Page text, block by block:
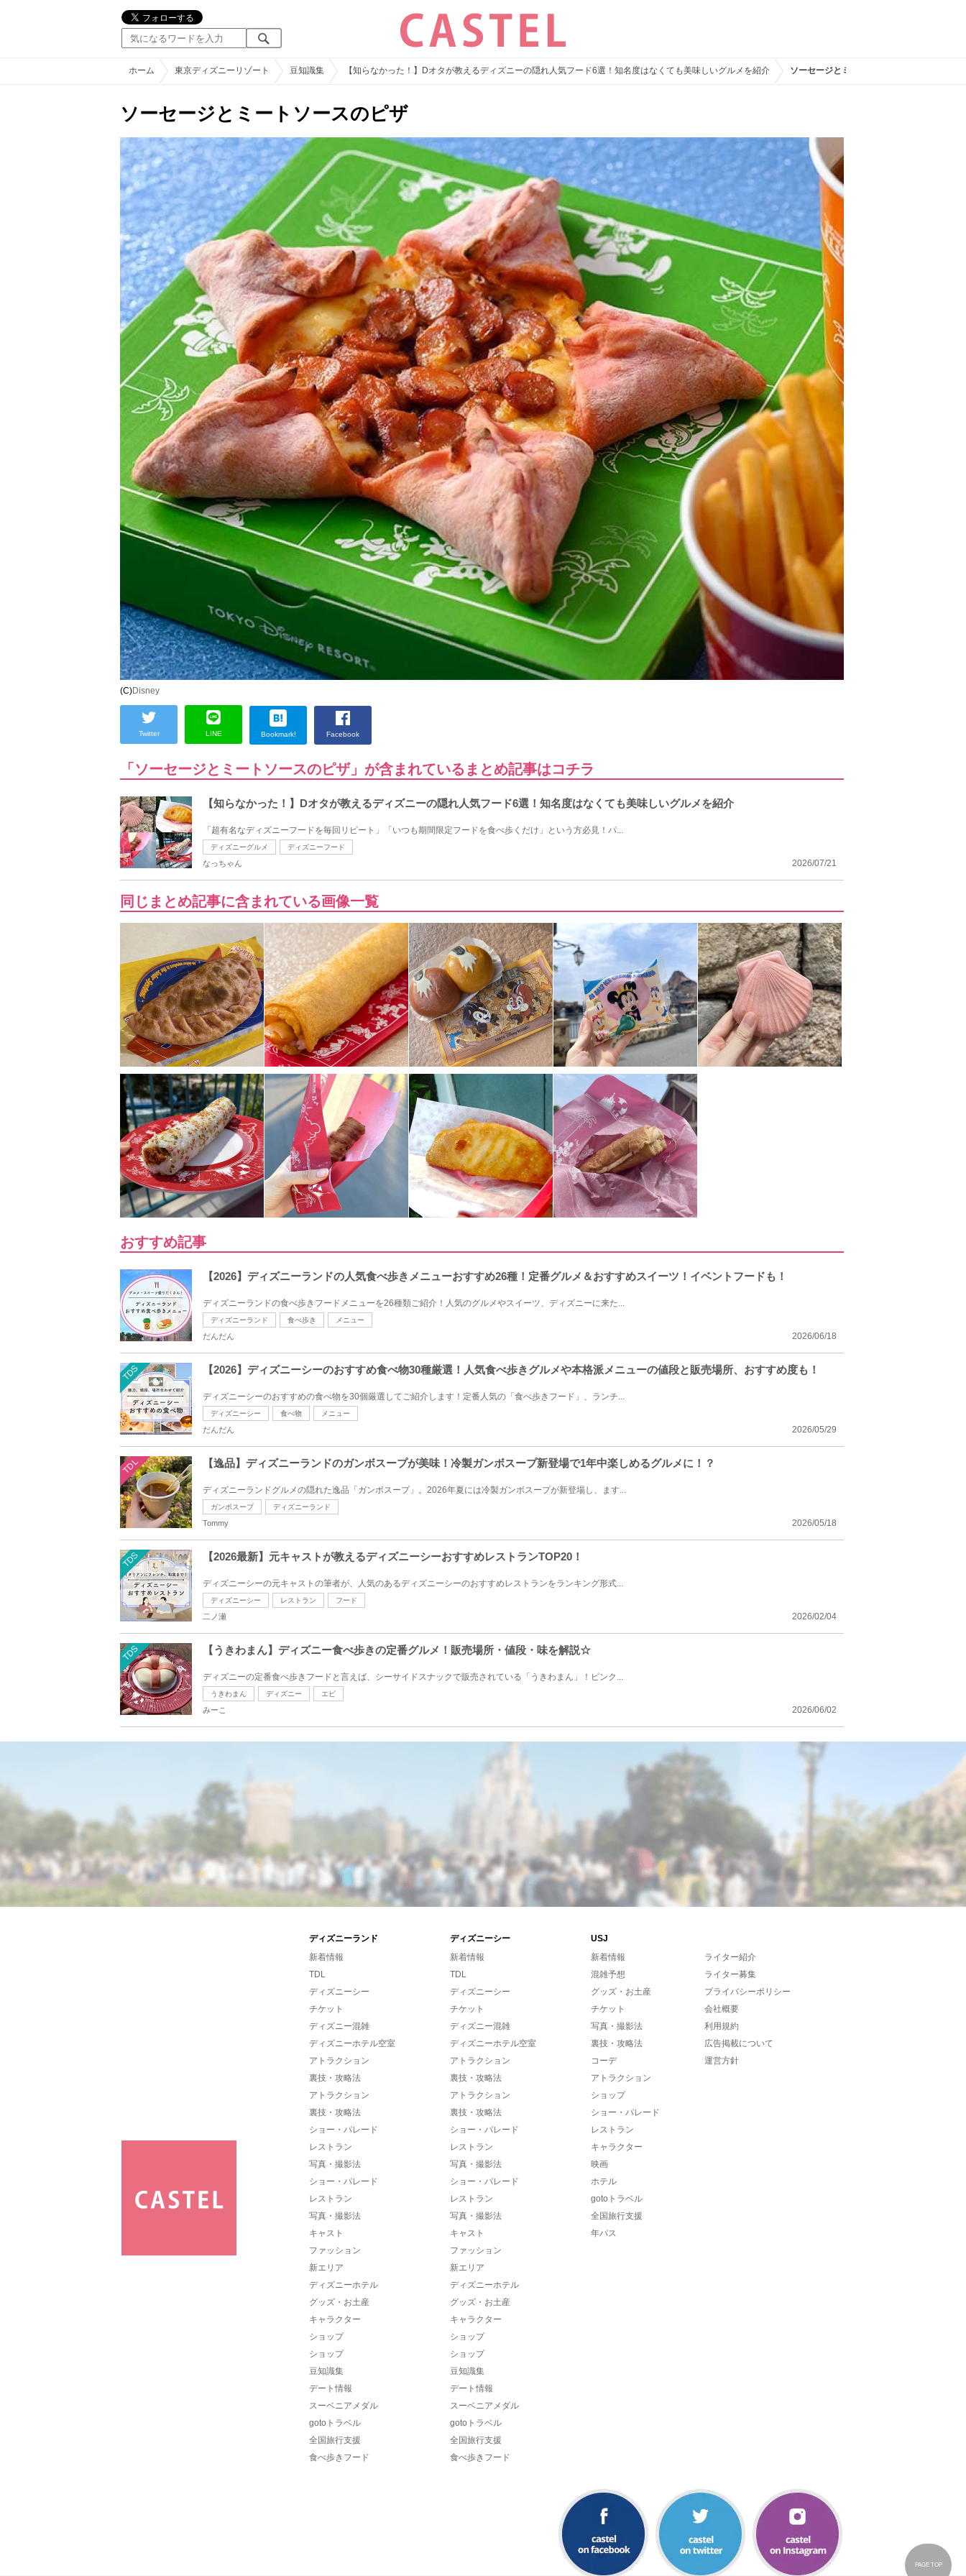
ホーム 東京ディズニーリゾート 豆知識集 【知らなかった！】Dオタが教えるディズニーの隠れ人気フード6選！知名度はなくても美味しいグルメを紹介 ソーセージとミートソースのピザ
ソーセージとミートソースのピザ
(C)Disney
Twitter LINE Bookmark! Facebook
「ソーセージとミートソースのピザ」が含まれているまとめ記事はコチラ
【知らなかった！】Dオタが教えるディズニーの隠れ人気フード6選！知名度はなくても美味しいグルメを紹介
「超有名なディズニーフードを毎回リピート」「いつも期間限定フードを食べ歩くだけ」という方必見！パ...
ディズニーグルメ ディズニーフード
2026/07/21
なっちゃん
同じまとめ記事に含まれている画像一覧
おすすめ記事
【2026】ディズニーランドの人気食べ歩きメニューおすすめ26種！定番グルメ＆おすすめスイーツ！イベントフードも！
ディズニーランドの食べ歩きフードメニューを26種類ご紹介！人気のグルメやスイーツ、ディズニーに来た...
ディズニーランド 食べ歩き メニュー
2026/06/18
だんだん
TDS 【2026】ディズニーシーのおすすめ食べ物30種厳選！人気食べ歩きグルメや本格派メニューの値段と販売場所、おすすめ度も！
ディズニーシーのおすすめの食べ物を30個厳選してご紹介します！定番人気の「食べ歩きフード」、ランチ...
ディズニーシー 食べ物 メニュー
2026/05/29
だんだん
TDL 【逸品】ディズニーランドのガンボスープが美味！冷製ガンボスープ新登場で1年中楽しめるグルメに！？
ディズニーランドグルメの隠れた逸品「ガンボスープ」。2026年夏には冷製ガンボスープが新登場し、ます...
ガンボスープ ディズニーランド
2026/05/18
Tommy
TDS 【2026最新】元キャストが教えるディズニーシーおすすめレストランTOP20！
ディズニーシーの元キャストの筆者が、人気のあるディズニーシーのおすすめレストランをランキング形式...
ディズニーシー レストラン フード
2026/02/04
二ノ瀬
TDS 【うきわまん】ディズニー食べ歩きの定番グルメ！販売場所・値段・味を解説☆
ディズニーの定番食べ歩きフードと言えば、シーサイドスナックで販売されている「うきわまん」！ピンク...
うきわまん ディズニー エビ
2026/06/02
みーこ
ディズニーランド ディズニーシー
USJ
新着情報
TDL
ディズニーシー
チケット
ディズニー混雑
ディズニーホテル空室
アトラクション
裏技・攻略法
アトラクション
裏技・攻略法
ショー・パレード
レストラン
写真・撮影法
ショー・パレード
レストラン
写真・撮影法
キャスト
ファッション
新エリア
ディズニーホテル
グッズ・お土産
キャラクター
ショップ
ショップ
豆知識集
デート情報
スーベニアメダル
gotoトラベル
全国旅行支援
食べ歩きフード
新着情報
TDL
ディズニーシー
チケット
ディズニー混雑
ディズニーホテル空室
アトラクション
裏技・攻略法
アトラクション
裏技・攻略法
ショー・パレード
レストラン
写真・撮影法
ショー・パレード
レストラン
写真・撮影法
キャスト
ファッション
新エリア
ディズニーホテル
グッズ・お土産
キャラクター
ショップ
ショップ
豆知識集
デート情報
スーベニアメダル
gotoトラベル
全国旅行支援
食べ歩きフード
新着情報
混雑予想
グッズ・お土産
チケット
写真・撮影法
裏技・攻略法
コーデ
アトラクション
ショップ
ショー・パレード
レストラン
キャラクター
映画
ホテル
gotoトラベル
全国旅行支援
年パス
ライター紹介
ライター募集
プライバシーポリシー
会社概要
利用規約
広告掲載について
運営方針
PAGE TOP